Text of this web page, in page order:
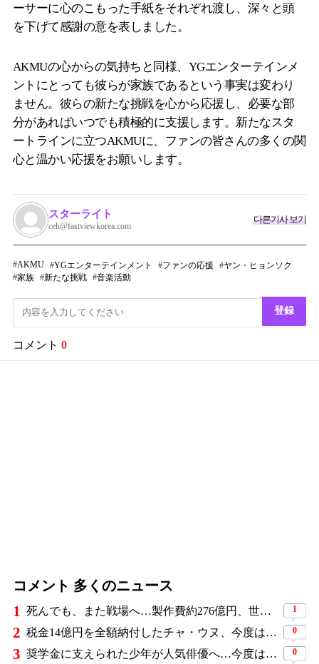
ーサーに心のこもった手紙をそれぞれ渡し、深々と頭
を下げて感謝の意を表しました。
AKMUの心からの気持ちと同様、YGエンターテインメ
ントにとっても彼らが家族であるという事実は変わり
ません。彼らの新たな挑戦を心から応援し、必要な部
分があればいつでも積極的に支援します。新たなスタ
ートラインに立つAKMUに、ファンの皆さんの多くの関
心と温かい応援をお願いします。
スターライト
ceh@fastviewkorea.com
다른기사 보기
AKMU YGエンターテインメント ファンの応援
ヤン・ヒョンソク
家族
新たな挑戦 音楽活動
登録
コメント 0
コメント 多くのニュース
1 死んでも、また戦場へ…製作費約276億円、世界興収584億円のSF大作『オール・ユー・ニード・イズ・キル』がついに配信 1
2 税金14億円を全額納付したチャ・ウヌ、今度は軍服姿で登場…鍛え上げた上半身に驚きの声 0
3 奨学金に支えられた少年が人気俳優へ…今度は子どもたちに総額5,000万円を寄付 0